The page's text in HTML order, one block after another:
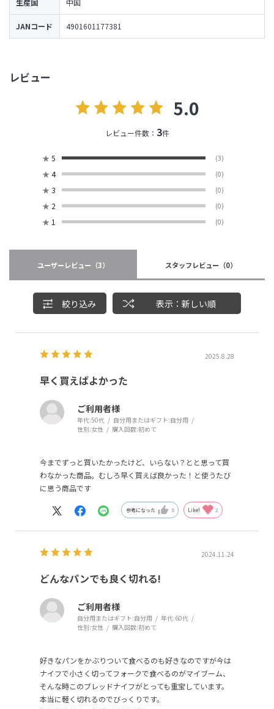
レビュー
5.0
レビュー件数： 3件
★ 5 (3)
★ 4 (0)
★ 3 (0)
★ 2 (0)
★ 1 (0)
ユーザーレビュー （3） スタッフレビュー （0）
絞り込み 表示：新しい順
2025.8.28
早く買えばよかった
ご利用者様
年代:50代 自分用またはギフト:自分用
性別:女性 購入回数:初めて
今までずっと買いたかったけど、いらない？とと思って買
わなかった商品。むしろ早く買えば良かった！と使うたび
に思う商品です
参考になった 0 Like! 2
2024.11.24
どんなパンでも良く切れる!
ご利用者様
自分用またはギフト:自分用 年代:60代
性別:女性 購入回数:初めて
好きなパンをかぶりついて食べるのも好きなのですが今は
ナイフで小さく切ってフォークで食べるのがマイブーム、
そんな時このブレッドナイフがとっても重宝しています。
本当に軽く切れるのでびっくりです。
生産国 中国
JANコード 4901601177381